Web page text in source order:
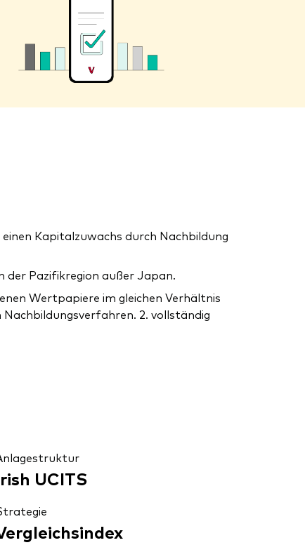
Kapitalzuwachs durch Nachbildung
Pazifikregion außer Japan.
Wertpapiere im gleichen Verhältnis
2. vollständig
UCITS